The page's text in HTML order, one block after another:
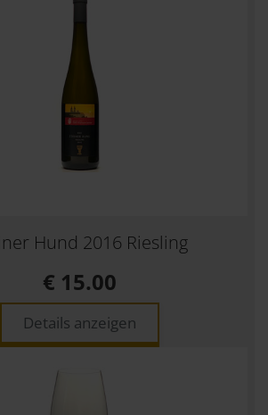
Hund 2016 Riesling
€ 15.00
Details anzeigen